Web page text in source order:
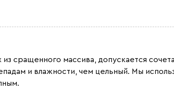
из сращенного массива, допускается
и влажности, чем цельный. Мы